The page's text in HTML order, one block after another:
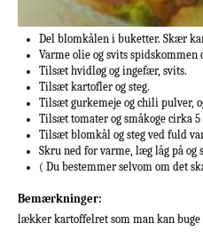
Del blomkålen i buketter. Skær
Varme olie og svits spidskommen
Tilsæt hvidløg og ingefær, svits.
Tilsæt kartofler og steg.
Tilsæt gurkemeje og chili pulver,
Tilsæt tomater og småkoge cirka
Tilsæt blomkål og steg ved fuld
Skru ned for varme, læg låg på og
( Du bestemmer selvom om det
Bemærkninger:
lækker kartoffelret som man kan